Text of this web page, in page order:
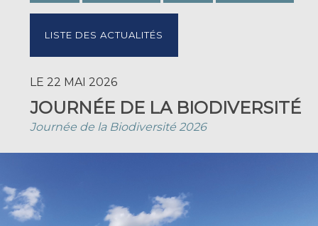
LISTE DES ACTUALITÉS
LE 22 MAI 2026
JOURNÉE DE LA BIODIVERSITÉ
Journée de la Biodiversité 2026